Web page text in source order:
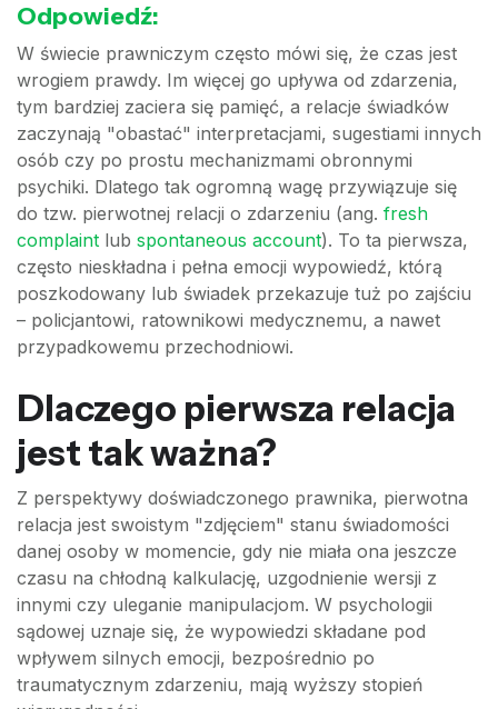
Odpowiedź:
W świecie prawniczym często mówi się, że czas jest
wrogiem prawdy. Im więcej go upływa od zdarzenia,
tym bardziej zaciera się pamięć, a relacje świadków
zaczynają "obastać" interpretacjami, sugestiami innych
osób czy po prostu mechanizmami obronnymi
psychiki. Dlatego tak ogromną wagę przywiązuje się
do tzw. pierwotnej relacji o zdarzeniu (ang. fresh
complaint lub spontaneous account). To ta pierwsza,
często nieskładna i pełna emocji wypowiedź, którą
poszkodowany lub świadek przekazuje tuż po zajściu
– policjantowi, ratownikowi medycznemu, a nawet
przypadkowemu przechodniowi.
Dlaczego pierwsza relacja
jest tak ważna?
Z perspektywy doświadczonego prawnika, pierwotna
relacja jest swoistym "zdjęciem" stanu świadomości
danej osoby w momencie, gdy nie miała ona jeszcze
czasu na chłodną kalkulację, uzgodnienie wersji z
innymi czy uleganie manipulacjom. W psychologii
sądowej uznaje się, że wypowiedzi składane pod
wpływem silnych emocji, bezpośrednio po
traumatycznym zdarzeniu, mają wyższy stopień